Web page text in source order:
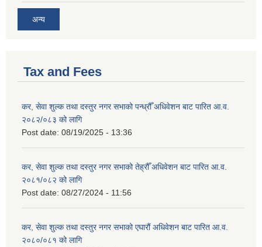
अन्य
Tax and Fees
कर, सेवा शुल्क तथा दस्तुर नगर सभाको पन्ध्रौँ अधिवेशन बाट पारित आ.व.
२०८२/०८३ को लागि
Post date: 08/19/2025 - 13:36
कर, सेवा शुल्क तथा दस्तुर नगर सभाको तेह्रौँ अधिवेशन बाट पारित आ.व.
२०८१/०८२ को लागि
Post date: 08/27/2024 - 11:56
कर, सेवा शुल्क तथा दस्तुर नगर सभाको एघारौं अधिवेशन बाट पारित आ.व.
२०८०/०८१ को लागि